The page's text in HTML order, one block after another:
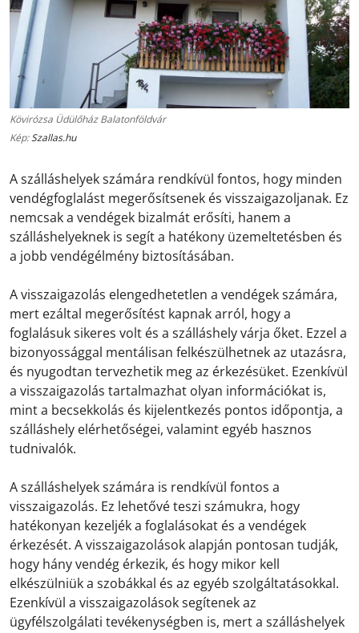
Kövirózsa Üdülőház Balatonföldvár
Kép:Szallas.hu
A szálláshelyek számára rendkívül fontos, hogy minden
vendégfoglalást megerősítsenek és visszaigazoljanak. Ez
nemcsak a vendégek bizalmát erősíti, hanem a
szálláshelyeknek is segít a hatékony üzemeltetésben és
a jobb vendégélmény biztosításában.
A visszaigazolás elengedhetetlen a vendégek számára,
mert ezáltal megerősítést kapnak arról, hogy a
foglalásuk sikeres volt és a szálláshely várja őket. Ezzel a
bizonyossággal mentálisan felkészülhetnek az utazásra,
és nyugodtan tervezhetik meg az érkezésüket. Ezenkívül
a visszaigazolás tartalmazhat olyan információkat is,
mint a becsekkolás és kijelentkezés pontos időpontja, a
szálláshely elérhetőségei, valamint egyéb hasznos
tudnivalók.
A szálláshelyek számára is rendkívül fontos a
visszaigazolás. Ez lehetővé teszi számukra, hogy
hatékonyan kezeljék a foglalásokat és a vendégek
érkezését. A visszaigazolások alapján pontosan tudják,
hogy hány vendég érkezik, és hogy mikor kell
elkészülniük a szobákkal és az egyéb szolgáltatásokkal.
Ezenkívül a visszaigazolások segítenek az
ügyfélszolgálati tevékenységben is, mert a szálláshelyek